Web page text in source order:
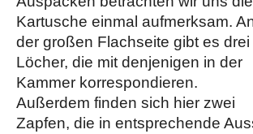
Kartusche einmal aufmerksam.
der großen Flachseite gibt es drei
Löcher, die mit denjenigen in der
Kammer korrespondieren.
Außerdem finden sich hier zwei
Zapfen, die in entsprechende